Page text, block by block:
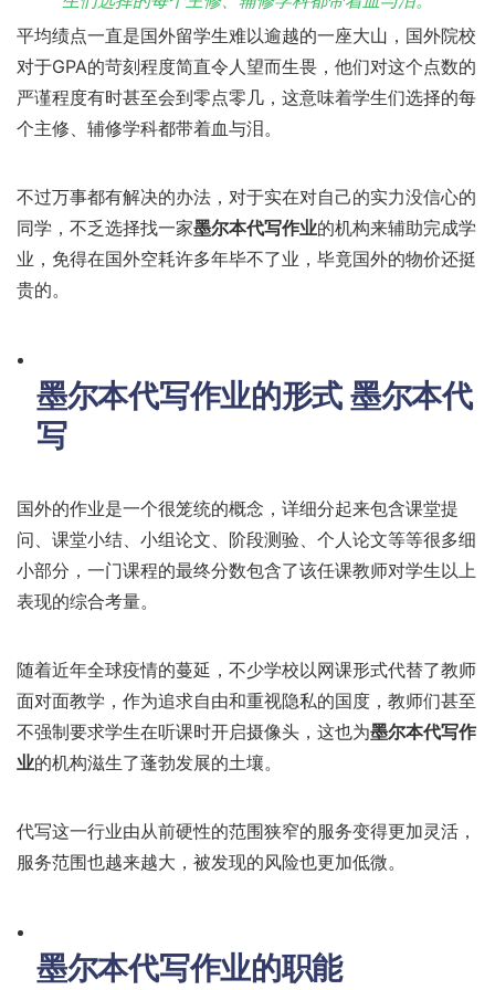
平均绩点一直是国外留学生难以逾越的一座大山，国外院校
对于GPA的苛刻程度简直令人望而生畏，他们对这个点数的
严谨程度有时甚至会到零点零几，这意味着学生们选择的每
个主修、辅修学科都带着血与泪。
不过万事都有解决的办法，对于实在对自己的实力没信心的
同学，不乏选择找一家墨尔本代写作业的机构来辅助完成学
业，免得在国外空耗许多年毕不了业，毕竟国外的物价还挺
贵的。
墨尔本代写作业的形式 墨尔本代
写
国外的作业是一个很笼统的概念，详细分起来包含课堂提
问、课堂小结、小组论文、阶段测验、个人论文等等很多细
小部分，一门课程的最终分数包含了该任课教师对学生以上
表现的综合考量。
随着近年全球疫情的蔓延，不少学校以网课形式代替了教师
面对面教学，作为追求自由和重视隐私的国度，教师们甚至
不强制要求学生在听课时开启摄像头，这也为墨尔本代写作
业的机构滋生了蓬勃发展的土壤。
代写这一行业由从前硬性的范围狭窄的服务变得更加灵活，
服务范围也越来越大，被发现的风险也更加低微。
墨尔本代写作业的职能